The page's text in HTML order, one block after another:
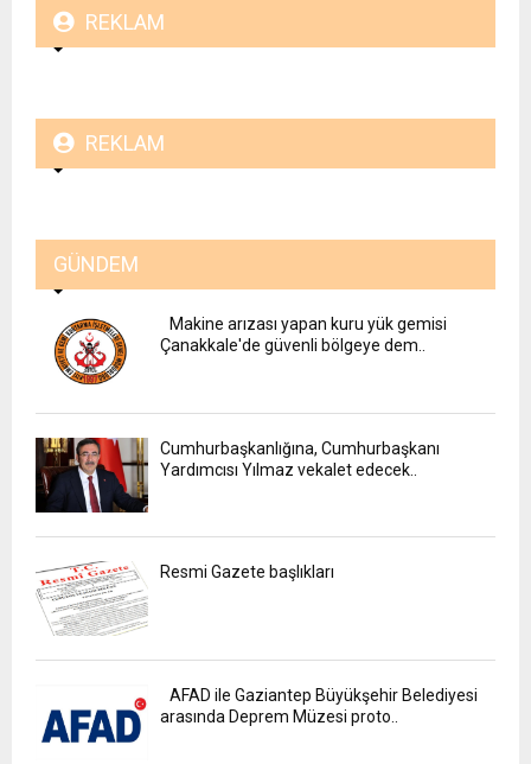
REKLAM
REKLAM
GÜNDEM
Makine arızası yapan kuru yük gemisi
Çanakkale'de güvenli bölgeye dem..
Cumhurbaşkanlığına, Cumhurbaşkanı
Yardımcısı Yılmaz vekalet edecek..
Resmi Gazete başlıkları
AFAD ile Gaziantep Büyükşehir Belediyesi
arasında Deprem Müzesi proto..